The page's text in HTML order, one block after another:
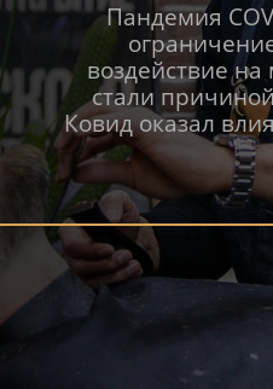
Пандемия
воздействие
стали
Ковид оказал